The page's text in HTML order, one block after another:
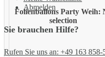
Abmelden
Sie brauchen Hilfe?
Rufen Sie uns an: +49 163 858-
Folienballons Party Weih:
selection